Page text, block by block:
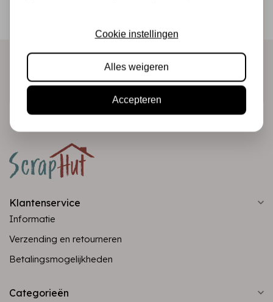
direct in je mailbox!
Abonneer
Klantenservice
Informatie
Verzending en retourneren
Betalingsmogelijkheden
Categorieën
Cookie instellingen
Alles weigeren
Accepteren